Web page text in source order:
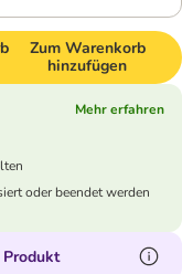
Zum Warenkorb
hinzufügen
Mehr erfahren
oder beendet werden